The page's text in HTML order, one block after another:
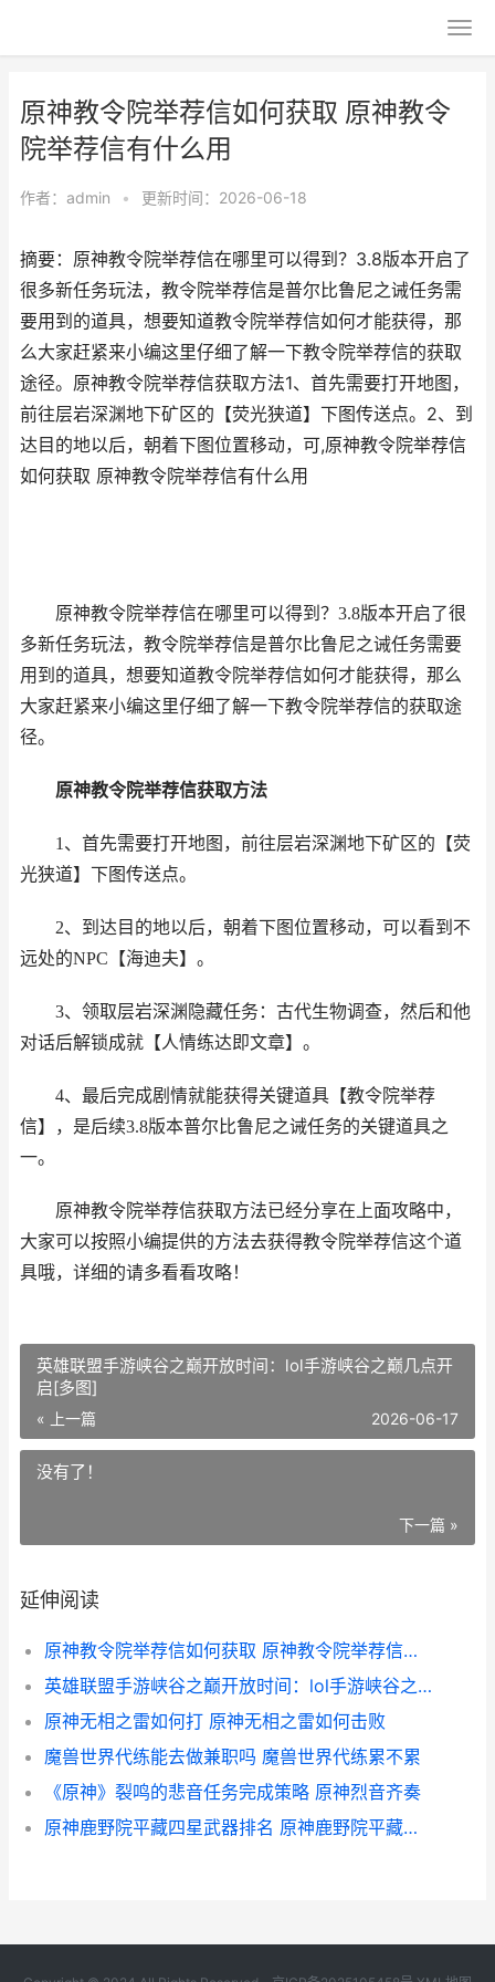
原神教令院举荐信如何获取 原神教令
院举荐信有什么用
作者： admin • 更新时间：2026-06-18
摘要：原神教令院举荐信在哪里可以得到？3.8版本开启了
很多新任务玩法，教令院举荐信是普尔比鲁尼之诫任务需
要用到的道具，想要知道教令院举荐信如何才能获得，那
么大家赶紧来小编这里仔细了解一下教令院举荐信的获取
途径。原神教令院举荐信获取方法1、首先需要打开地图，
前往层岩深渊地下矿区的【荧光狭道】下图传送点。2、到
达目的地以后，朝着下图位置移动，可,原神教令院举荐信
如何获取 原神教令院举荐信有什么用
原神教令院举荐信在哪里可以得到？3.8版本开启了很
多新任务玩法，教令院举荐信是普尔比鲁尼之诫任务需要
用到的道具，想要知道教令院举荐信如何才能获得，那么
大家赶紧来小编这里仔细了解一下教令院举荐信的获取途
径。
原神教令院举荐信获取方法
1、首先需要打开地图，前往层岩深渊地下矿区的【荧
光狭道】下图传送点。
2、到达目的地以后，朝着下图位置移动，可以看到不
远处的NPC【海迪夫】。
3、领取层岩深渊隐藏任务：古代生物调查，然后和他
对话后解锁成就【人情练达即文章】。
4、最后完成剧情就能获得关键道具【教令院举荐
信】，是后续3.8版本普尔比鲁尼之诫任务的关键道具之
一。
原神教令院举荐信获取方法已经分享在上面攻略中，
大家可以按照小编提供的方法去获得教令院举荐信这个道
具哦，详细的请多看看攻略！
英雄联盟手游峡谷之巅开放时间：lol手游峡谷之巅几点开
启[多图]
« 上一篇 2026-06-17
没有了！
下一篇 »
延伸阅读
原神教令院举荐信如何获取 原神教令院举荐信有什么用
英雄联盟手游峡谷之巅开放时间：lol手游峡谷之巅几点开启[多图]
原神无相之雷如何打 原神无相之雷如何击败
魔兽世界代练能去做兼职吗 魔兽世界代练累不累
《原神》裂鸣的悲音任务完成策略 原神烈音齐奏
原神鹿野院平藏四星武器排名 原神鹿野院平藏培养攻略